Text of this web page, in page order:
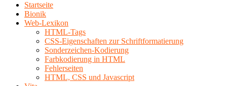
Startseite
Bionik
Web-Lexikon
HTML-Tags
CSS-Eigenschaften zur Schriftformatierung
Sonderzeichen-Kodierung
Farbkodierung in HTML
Fehlerseiten
HTML, CSS und Javascript